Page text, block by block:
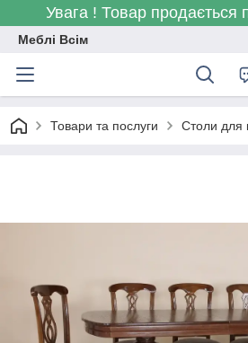
Увага ! Товар продається
Меблі Всім
Товари та послуги Столи для